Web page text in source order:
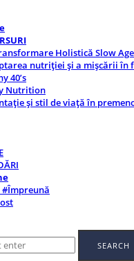
Holistică Slow
nutriției și a mișcării în
40’s
Nutrition
și stil de viață în